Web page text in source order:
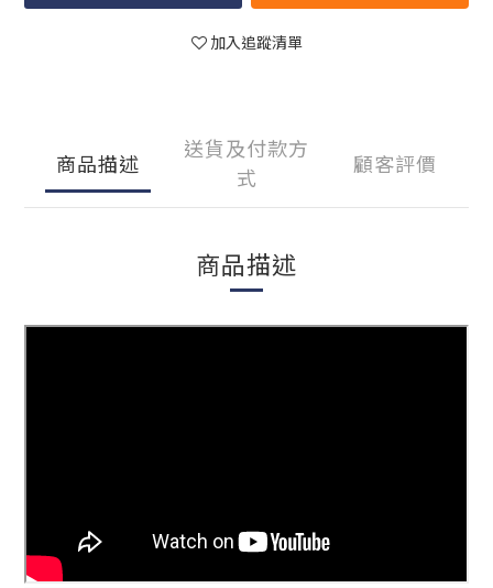
加入追蹤清單
商品描述
送貨及付款方
式
顧客評價
商品描述